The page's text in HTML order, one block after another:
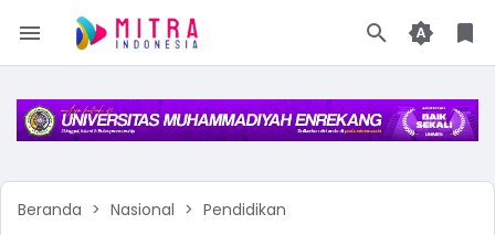
Beranda Nasional Pendidikan